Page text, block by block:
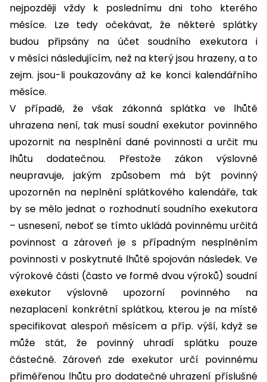
nejpozději vždy k poslednímu dni toho kterého
měsíce. Lze tedy očekávat, že některé splátky
budou připsány na účet soudního exekutora i
v měsíci následujícím, než na který jsou hrazeny, a to
zejm. jsou-li poukazovány až ke konci kalendářního
měsíce.
V případě, že však zákonná splátka ve lhůtě
uhrazena není, tak musí soudní exekutor povinného
upozornit na nesplnění dané povinnosti a určit mu
lhůtu dodatečnou. Přestože zákon výslovně
neupravuje, jakým způsobem má být povinný
upozorněn na neplněnísplátkového kalendáře, tak
by se mělo jednat o rozhodnutí soudního exekutora
– usnesení, neboť se tímto ukládá povinnému určitá
povinnost a zároveň je s případným nesplněním
povinnosti v poskytnuté lhůtě spojován následek. Ve
výrokové části (často ve formě dvou výroků) soudní
exekutor výslovně upozorní povinného na
nezaplacení konkrétní splátkou, kterou je na místě
specifikovat alespoň měsícem a příp. výší, když se
může stát, že povinný uhradí splátku pouze
částečně. Zároveň zde exekutor určí povinnému
přiměřenou lhůtu pro dodatečné uhrazení příslušné